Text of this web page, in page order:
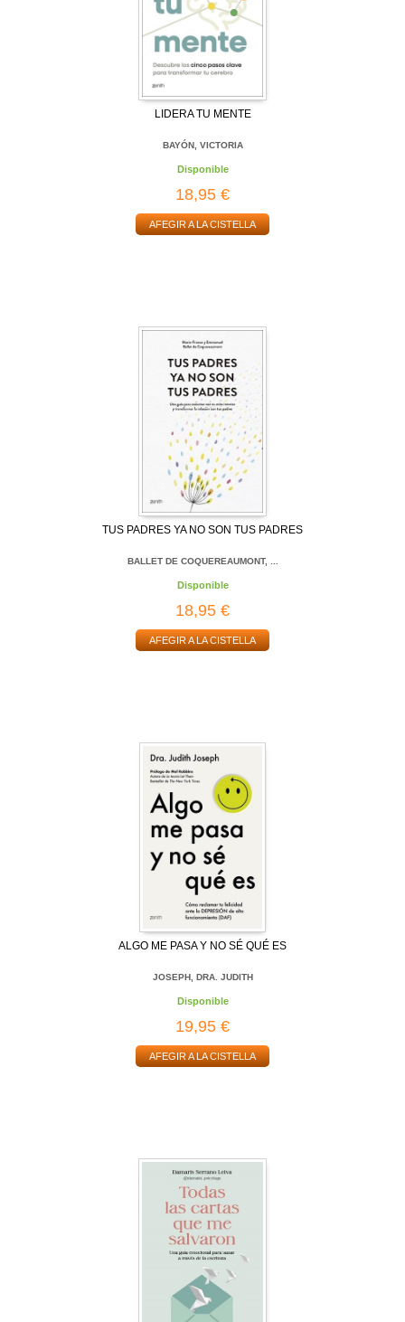
LIDERA TU MENTE
BAYÓN, VICTORIA
Disponible
18,95 €
AFEGIR A LA CISTELLA
TUS PADRES YA NO SON TUS PADRES
BALLET DE COQUEREAUMONT, ...
Disponible
18,95 €
AFEGIR A LA CISTELLA
ALGO ME PASA Y NO SÉ QUÉ ES
JOSEPH, DRA. JUDITH
Disponible
19,95 €
AFEGIR A LA CISTELLA